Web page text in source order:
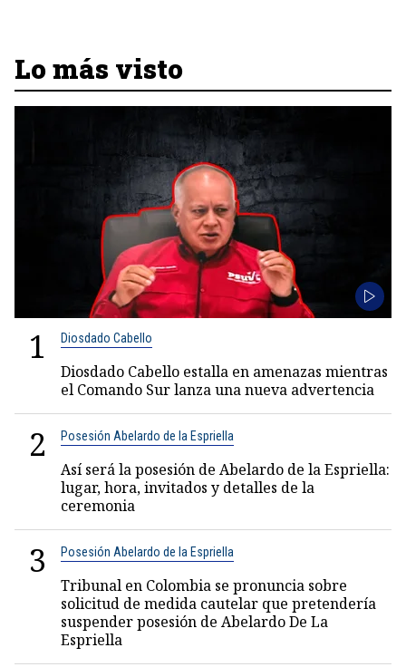
Lo más visto
1 Diosdado Cabello
Diosdado Cabello estalla en amenazas mientras
el Comando Sur lanza una nueva advertencia
2 Posesión Abelardo de la Espriella
Así será la posesión de Abelardo de la Espriella:
lugar, hora, invitados y detalles de la
ceremonia
3 Posesión Abelardo de la Espriella
Tribunal en Colombia se pronuncia sobre
solicitud de medida cautelar que pretendería
suspender posesión de Abelardo De La
Espriella